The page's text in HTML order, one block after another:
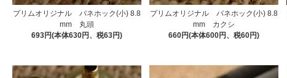
プリムオリジナル バネホック(小) 8.8
mm 丸頭
693円(本体630円、税63円)
プリムオリジナル バネホック(小) 8.8
mm カクシ
660円(本体600円、税60円)